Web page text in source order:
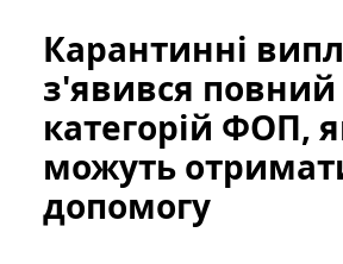
Карантинні
з'явився повний
категорій ФОП,
можуть
допомогу